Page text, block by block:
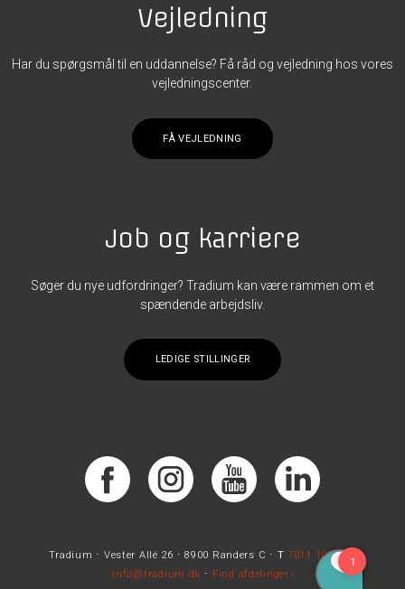
Vejledning
Har du spørgsmål til en uddannelse? Få råd og vejledning hos vores
vejledningscenter.
FÅ VEJLEDNING
Job og karriere
Søger du nye udfordringer? Tradium kan være rammen om et
spændende arbejdsliv.
LEDIGE STILLINGER
Tradium ⋅ Vester Allé 26 ⋅ 8900 Randers C ⋅ T 7011 1010⋅
info@tradium.dk ⋅Find afdelinger